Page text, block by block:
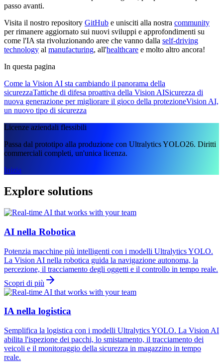
passo avanti.
Visita il nostro repository GitHub e unisciti alla nostra community
per rimanere aggiornato sui nuovi sviluppi e approfondimenti su
come l'IA sta rivoluzionando aree che vanno dalla self-driving
technology al manufacturing, all'healthcare e molto altro ancora!
In questa pagina
Come la Vision AI sta cambiando il panorama della
sicurezzaTattiche di difesa proattiva della Vision AISicurezza di
nuova generazione per migliorare il gioco della protezioneVision AI,
un nuovo tipo di sicurezza
Licenze aziendali flessibili
Passa dal prototipo alla produzione con Ultralytics YOLO26. Diritti
commerciali completi, un'unica licenza.
Inizia
Explore solutions
AI nella Robotica
Potenzia macchine più intelligenti con i modelli Ultralytics YOLO.
La Vision AI nella robotica guida la navigazione autonoma, la
percezione, il tracciamento degli oggetti e il controllo in tempo reale.
Scopri di più
IA nella logistica
Semplifica la logistica con i modelli Ultralytics YOLO. La Vision AI
abilita l'ispezione dei pacchi, lo smistamento, il tracciamento dei
veicoli e il monitoraggio della sicurezza in magazzino in tempo
reale.